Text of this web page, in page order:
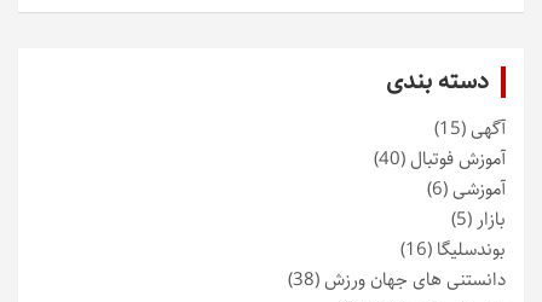
دسته بندی
آگهی(15)
آموزش فوتبال(40)
آموزشی(6)
بازار (5)
بوندسلیگا (16)
دانستنی های جهان ورزش(38)